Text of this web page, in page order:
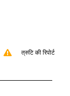
त्रुटि की रिपोर्ट